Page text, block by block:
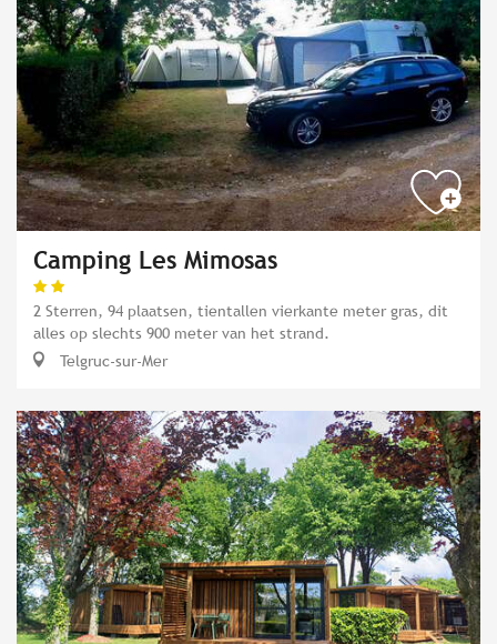
Camping Les Mimosas
2 Sterren, 94 plaatsen, tientallen vierkante meter gras, dit
alles op slechts 900 meter van het strand.
Telgruc-sur-Mer